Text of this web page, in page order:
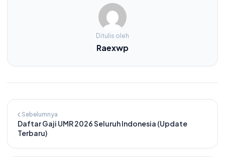
Ditulis oleh
Raexwp
Sebelumnya
Daftar Gaji UMR 2026 Seluruh Indonesia (Update
Terbaru)